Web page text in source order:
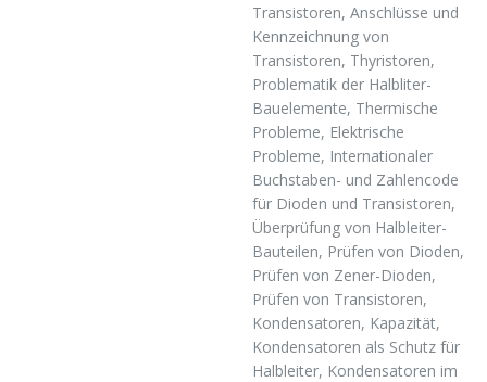
Transistoren, Anschlüsse und
Kennzeichnung von
Transistoren, Thyristoren,
Problematik der Halbliter-
Bauelemente, Thermische
Probleme, Elektrische
Probleme, Internationaler
Buchstaben- und Zahlencode
für Dioden und Transistoren,
Überprüfung von Halbleiter-
Bauteilen, Prüfen von Dioden,
Prüfen von Zener-Dioden,
Prüfen von Transistoren,
Kondensatoren, Kapazität,
Kondensatoren als Schutz für
Halbleiter, Kondensatoren im